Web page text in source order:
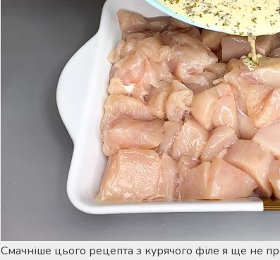
Смачніше цього рецепта з курячого філе я ще не